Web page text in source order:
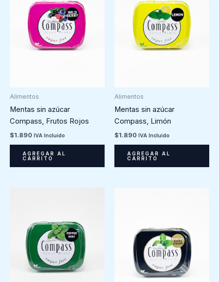
Alimentos
Mentas sin azúcar
Compass, Frutos Rojos
$1.890 IVA Incluido
AGREGAR AL
CARRITO
Alimentos
Mentas sin azúcar
Compass, Limón
$1.890 IVA Incluido
AGREGAR AL
CARRITO